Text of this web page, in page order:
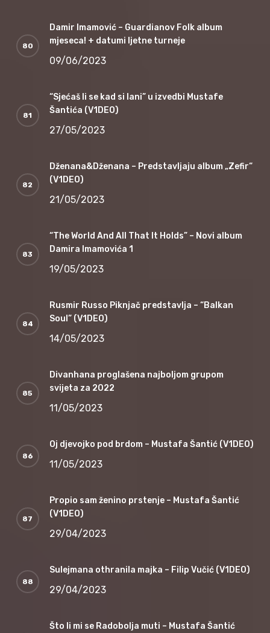
Damir Imamović – Guardianov Folk album
mjeseca! + datumi ljetne turneje
09/06/2023
“Sjećaš li se kad si lani” u izvedbi Mustafe
Šantića (V1DEO)
27/05/2023
Dženana&Dženana – Predstavljaju album „Zefir“
(V1DEO)
21/05/2023
“The World And All That It Holds” – Novi album
Damira Imamovića 1
19/05/2023
Rusmir Russo Piknjač predstavlja – “Balkan
Soul” (V1DEO)
14/05/2023
Divanhana proglašena najboljom grupom
svijeta za 2022
11/05/2023
Oj djevojko pod brdom – Mustafa Šantić (V1DEO)
11/05/2023
Propio sam ženino prstenje – Mustafa Šantić
(V1DEO)
29/04/2023
Sulejmana othranila majka – Filip Vučić (V1DEO)
29/04/2023
Što li mi se Radobolja muti – Mustafa Šantić